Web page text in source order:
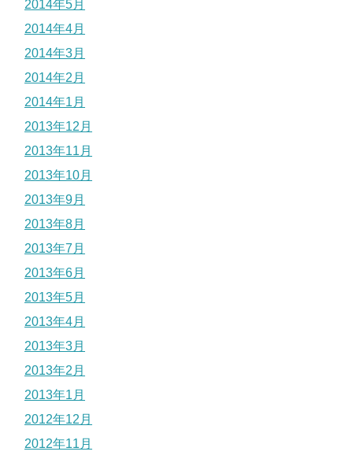
2014年5月
2014年4月
2014年3月
2014年2月
2014年1月
2013年12月
2013年11月
2013年10月
2013年9月
2013年8月
2013年7月
2013年6月
2013年5月
2013年4月
2013年3月
2013年2月
2013年1月
2012年12月
2012年11月